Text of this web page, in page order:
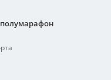
полумарафон